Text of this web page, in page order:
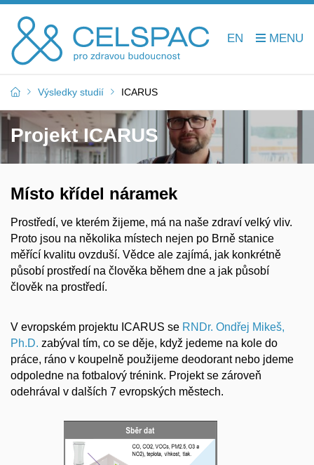
EN
Výsledky studií ICARUS
Projekt ICARUS
Místo křídel náramek
Prostředí, ve kterém žijeme, má na naše zdraví velký vliv.
Proto jsou na několika místech nejen po Brně stanice
měřící kvalitu ovzduší. Vědce ale zajímá, jak konkrétně
působí prostředí na člověka během dne a jak působí
člověk na prostředí.
V evropském projektu ICARUS se RNDr. Ondřej Mikeš,
Ph.D. zabýval tím, co se děje, když jedeme na kole do
práce, ráno v koupelně použijeme deodorant nebo jdeme
odpoledne na fotbalový trénink. Projekt se zároveň
odehrával v dalších 7 evropských městech.